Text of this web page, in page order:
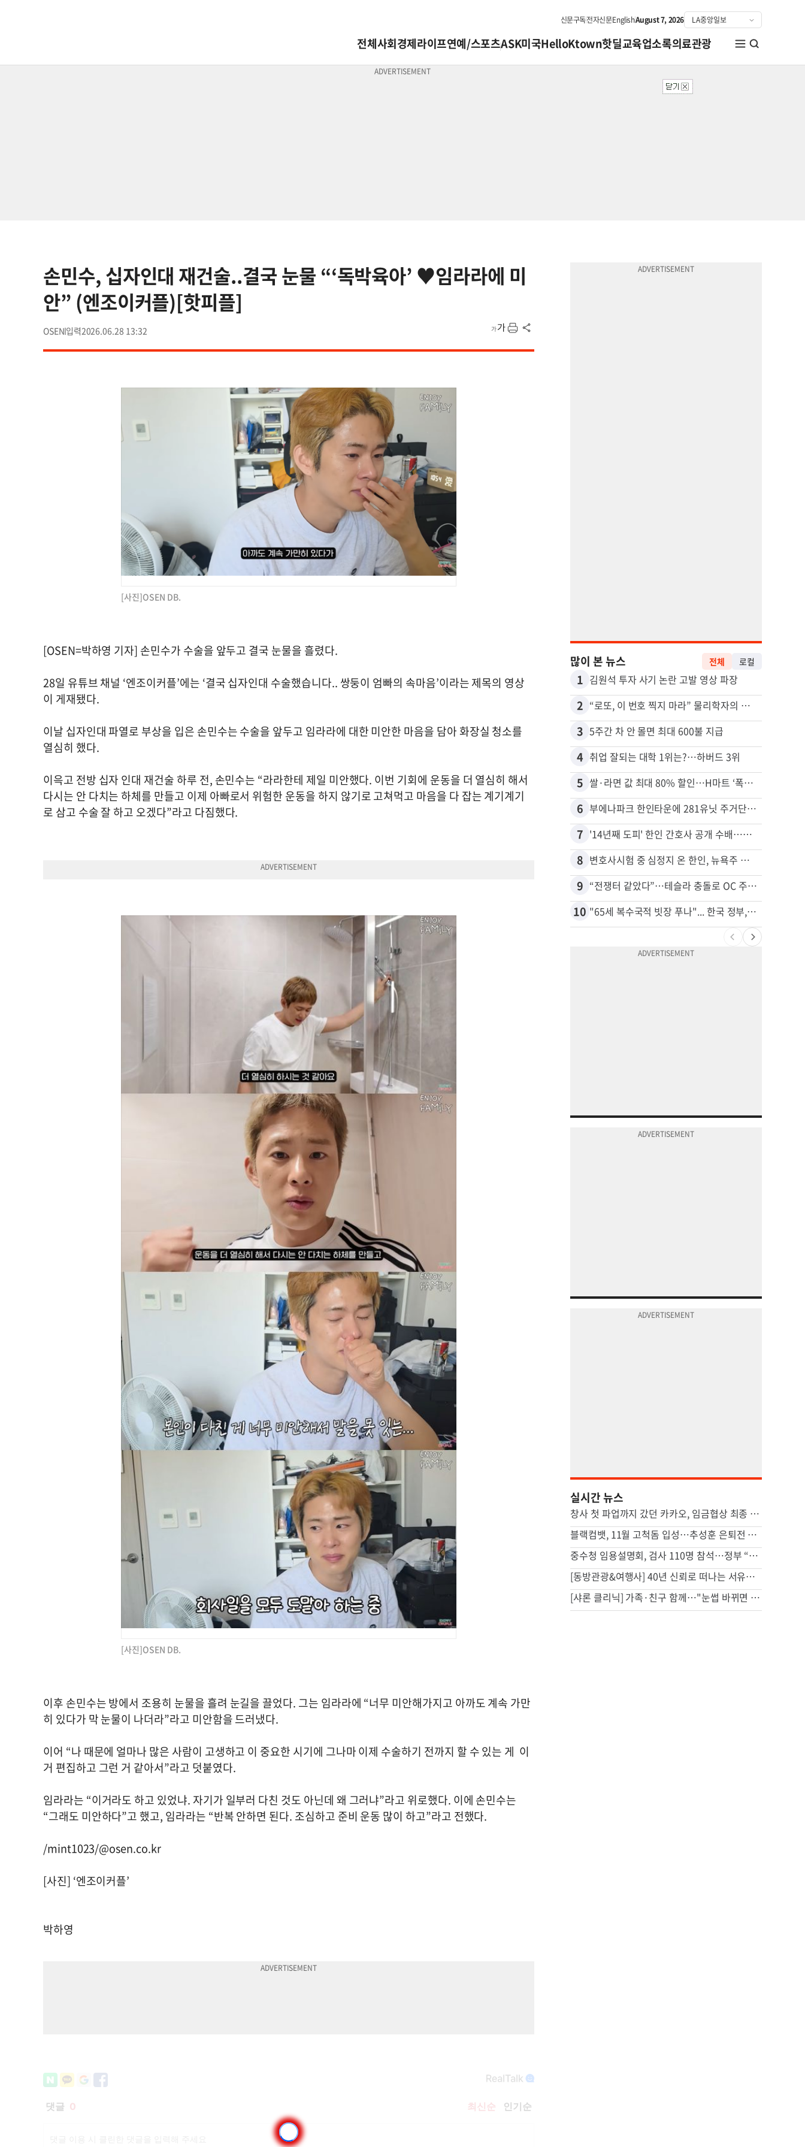
신문구독전자신문EnglishAugust 7, 2026
전체사회경제라이프연예/스포츠ASK미국HelloKtown핫딜교육업소록의료관광
손민수, 십자인대 재건술..결국 눈물 “‘독박육아’ ♥임라라에 미
안” (엔조이커플)[핫피플]
OSEN 2026.06.28 13:32
[사진]OSEN DB.
[OSEN=박하영 기자] 손민수가 수술을 앞두고 결국 눈물을 흘렸다.
28일 유튜브 채널 ‘엔조이커플’에는 ‘결국 십자인대 수술했습니다.. 쌍둥이 엄빠의 속마음’이라는 제목의 영상
이 게재됐다.
이날 십자인대 파열로 부상을 입은 손민수는 수술을 앞두고 임라라에 대한 미안한 마음을 담아 화장실 청소를
열심히 했다.
이윽고 전방 십자 인대 재건술 하루 전, 손민수는 “라라한테 제일 미안했다. 이번 기회에 운동을 더 열심히 해서
다시는 안 다치는 하체를 만들고 이제 아빠로서 위험한 운동을 하지 않기로 고쳐먹고 마음을 다 잡는 계기계기
로 삼고 수술 잘 하고 오겠다”라고 다짐했다.
[사진]OSEN DB.
이후 손민수는 방에서 조용히 눈물을 흘려 눈길을 끌었다. 그는 임라라에 “너무 미안해가지고 아까도 계속 가만
히 있다가 막 눈물이 나더라”라고 미안함을 드러냈다.
이어 “나 때문에 얼마나 많은 사람이 고생하고 이 중요한 시기에 그나마 이제 수술하기 전까지 할 수 있는 게 이
거 편집하고 그런 거 같아서”라고 덧붙였다.
임라라는 “이거라도 하고 있었냐. 자기가 일부러 다친 것도 아닌데 왜 그러냐”라고 위로했다. 이에 손민수는
“그래도 미안하다”고 했고, 임라라는 “반복 안하면 된다. 조심하고 준비 운동 많이 하고”라고 전했다.
/mint1023/@osen.co.kr
[사진] ‘엔조이커플’
박하영
많이 본 뉴스 전체 로컬
1 김원석 투자 사기 논란 고발 영상 파장
2 “로또, 이 번호 찍지 마라” 물리학자의 당첨금 높이는 비밀
3 5주간 차 안 몰면 최대 600불 지급
4 취업 잘되는 대학 1위는?…하버드 3위
5 쌀·라면 값 최대 80% 할인…H마트 ‘폭탄 세일’
6 부에나파크 한인타운에 281유닛 주거단지 들어선다
7 '14년째 도피' 한인 간호사 공개 수배…메디케어 사기 유죄
8 변호사시험 중 심정지 온 한인, 뉴욕주 제소
9 “전쟁터 같았다”…테슬라 충돌로 OC 주택 4채 파손
10 "65세 복수국적 빗장 푸나"... 한국 정부, 연령 완화 전면 추진
실시간 뉴스
창사 첫 파업까지 갔던 카카오, 임금협상 최종 타결…6.3% 인상
블랙컴뱃, 11월 고척돔 입성…추성훈 은퇴전 개최
중수청 임용설명회, 검사 110명 참석…정부 “검사 적잖은 관심”
[동방관광&여행사] 40년 신뢰로 떠나는 서유럽 8개국…10월 20일 앵콜 모집
[샤론 클리닉] 가족·친구 함께…"눈썹 바뀌면 인상이 달라진다"